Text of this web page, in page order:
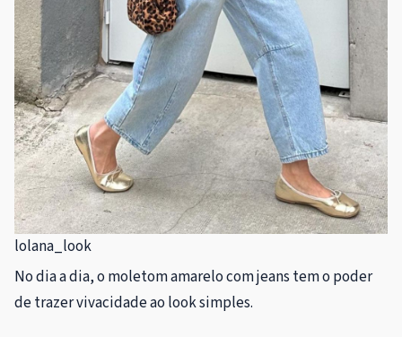
lolana_look
No dia a dia, o moletom amarelo com jeans tem o poder
de trazer vivacidade ao look simples.